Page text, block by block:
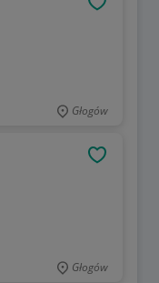
Głogów
Głogów